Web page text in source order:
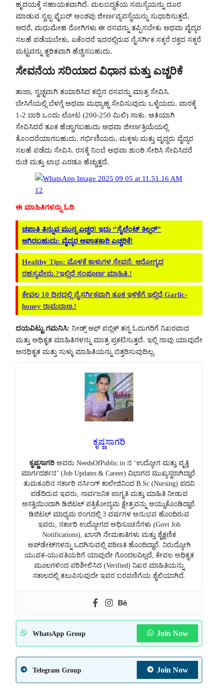
ಹೃದಯಕ್ಕೆ ಸಹಾಯಕವಾಗಿದೆ. ಮಲಬದ್ಧತೆಯ ಸಮಸ್ಯೆಯನ್ನು ದೂರ
ಮಾಡುವ ಸ್ವಲ್ಪ ಫೈಬರ್ ಅಂಶವು ಜೀರ್ಣವ್ಯವಸ್ಥೆಯನ್ನು ಸುಧಾರಿಸುತ್ತದೆ.
ಆದರೆ, ಮಧುಮೇಹ ರೋಗಿಗಳು ಈ ರಸವನ್ನು ತಪ್ಪಿಸಬೇಕು ಅಥವಾ ವೈದ್ಯರ
ಸಲಹೆ ಪಡೆಯಬೇಕು, ಏಕೆಂದರೆ ಇದರಲ್ಲಿರುವ ನೈಸರ್ಗಿಕ ಸಕ್ಕರೆ ರಕ್ತದ ಸಕ್ಕರೆ
ಮಟ್ಟವನ್ನು ತ್ವರಿತವಾಗಿ ಹೆಚ್ಚಿಸಬಹುದು.
ಸೇವನೆಯ ಸರಿಯಾದ ವಿಧಾನ ಮತ್ತು ಎಚ್ಚರಿಕೆ
ತಾಜಾ, ಸ್ವಚ್ಛವಾಗಿ ತಯಾರಿಸಿದ ಕಬ್ಬಿನ ರಸವನ್ನು ಮಾತ್ರ ಸೇವಿಸಿ.
ಬೇಸಿಗೆಯಲ್ಲಿ ಬೆಳಗ್ಗೆ ಅಥವಾ ಮಧ್ಯಾಹ್ನ ಸೇವಿಸುವುದು ಒಳ್ಳೆಯದು. ವಾರಕ್ಕೆ
1-2 ಬಾರಿ ಒಂದು ಲೋಟ (200-250 ಮಿಲಿ) ಸಾಕು. ಅತಿಯಾಗಿ
ಸೇವಿಸಿದರೆ ತೂಕ ಹೆಚ್ಚಾಗಬಹುದು ಅಥವಾ ಜೀರ್ಣಕ್ರಿಯೆಯಲ್ಲಿ
ತೊಂದರೆಯಾಗಬಹುದು. ಗರ್ಭಿಣಿಯರು, ಮಕ್ಕಳು ಮತ್ತು ವೃದ್ಧರು ವೈದ್ಯರ
ಸಲಹೆ ಪಡೆದು ಸೇವಿಸಿ. ರಸಕ್ಕೆ ನಿಂಬೆ ಅಥವಾ ಶುಂಠಿ ಸೇರಿಸಿ ಸೇವಿಸಿದರೆ
ರುಚಿ ಮತ್ತು ಲಾಭ ಎರಡೂ ಹೆಚ್ಚುತ್ತದೆ.
ಈ ಮಾಹಿತಿಗಳನ್ನು ಓದಿ
ಚಪಾತಿ ತಿನ್ನುವ ಮುನ್ನ ಎಚ್ಚರ! ಇದು “ಸೈಲೆಂಟ್ ಕಿಲ್ಲರ್”
ಆಗಿರಬಹುದು: ವೈದ್ಯರ ಆಘಾತಕಾರಿ ಎಚ್ಚರಿಕೆ!
Healthy Tips: ಮೊಳಕೆ ಕಾಳುಗಳ ಸೇವನೆ: ಆರೋಗ್ಯದ
ರಹಸ್ಯವೇನು.?ಇಲ್ಲಿದೆ ಸಂಪೂರ್ಣ ಮಾಹಿತಿ.!
ಕೇವಲ 10 ದಿನದಲ್ಲಿ ನೈಸರ್ಗಿಕವಾಗಿ ತೂಕ ಇಳಿಕೆಗೆ ಇಲ್ಲಿದೆ Garlic-
honey ರಾಮಬಾಣ.!
ದಯವಿಟ್ಟು ಗಮನಿಸಿ: ನೀಡ್ಸ್ ಆಫ್ ಪಬ್ಲಿಕ್ ತನ್ನ ಓದುಗರಿಗೆ ನಿಖರವಾದ
ಮತ್ತು ಅಧಿಕೃತ ಮಾಹಿತಿಗಳನ್ನು ಮಾತ್ರ ಪ್ರಕಟಿಸುತ್ತದೆ. ಇಲ್ಲಿ ನಾವು ಯಾವುದೇ
ಅನಧಿಕೃತ ಮತ್ತು ಸುಳ್ಳು ಮಾಹಿತಿಯನ್ನು ಬಿತ್ತರಿಸುವುದಿಲ್ಲ.
ಕೃಷ್ಣಸಾಗರಿ
ಕೃಷ್ಣಸಾಗರಿ ಅವರು NeedsOfPublic.in ನ ‘ಉದ್ಯೋಗ ಮತ್ತು ವೃತ್ತಿ
ಮಾರ್ಗದರ್ಶನ’ (Job Updates & Career) ವಿಭಾಗದ ಮುಖ್ಯಸ್ಥರಾಗಿದ್ದಾರೆ.
ತುಮಕೂರಿನ ಸರ್ಕಾರಿ ನರ್ಸಿಂಗ್ ಕಾಲೇಜಿನಿಂದ B.Sc (Nursing) ಪದವಿ
ಪಡೆದಿರುವ ಇವರು, ಸಾರ್ವಜನಿಕ ಜಾಗೃತಿ ಮತ್ತು ಮಾಹಿತಿ ನೀಡುವ
ಆಸಕ್ತಿಯಿಂದಾಗಿ ಡಿಜಿಟಲ್ ಪತ್ರಿಕೋದ್ಯಮ ಕ್ಷೇತ್ರವನ್ನು ಆಯ್ದುಕೊಂಡಿದ್ದಾರೆ.
ಡಿಜಿಟಲ್ ಮಾಧ್ಯಮ ರಂಗದಲ್ಲಿ 3 ವರ್ಷಗಳ ಅನುಭವ ಹೊಂದಿರುವ
ಇವರು, ಸರ್ಕಾರಿ ಉದ್ಯೋಗದ ಅಧಿಸೂಚನೆಗಳು (Govt Job
Notifications), ಖಾಸಗಿ ನೇಮಕಾತಿಗಳು ಮತ್ತು ಶೈಕ್ಷಣಿಕ
ಅಪ್‌ಡೇಟ್‌ಗಳನ್ನು ಒದಗಿಸುವಲ್ಲಿ ಪರಿಣತಿ ಹೊಂದಿದ್ದಾರೆ. ನಿರುದ್ಯೋಗಿ
ಯುವಕ-ಯುವತಿಯರಿಗೆ ಯಾವುದೇ ಗೊಂದಲವಿಲ್ಲದೆ, ಕೇವಲ ಅಧಿಕೃತ
ಮೂಲಗಳಿಂದ ಪರಿಶೀಲಿಸಿದ (Verified) ನಿಖರ ಮಾಹಿತಿಯನ್ನು
ಸಕಾಲದಲ್ಲಿ ತಲುಪಿಸುವುದೇ ಇವರ ಬರವಣಿಗೆಯ ಶೈಲಿಯಾಗಿದೆ.
WhatsApp Group Join Now
Telegram Group Join Now